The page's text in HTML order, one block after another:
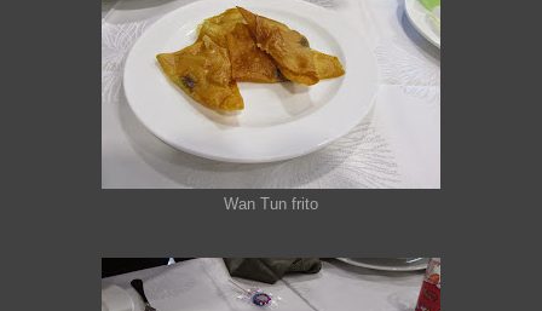
Wan Tun frito